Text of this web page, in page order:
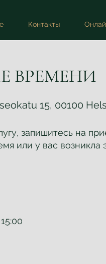
Контакты
ВРЕМЕНИ
15, 00100
запишитесь на
или у вас возникла